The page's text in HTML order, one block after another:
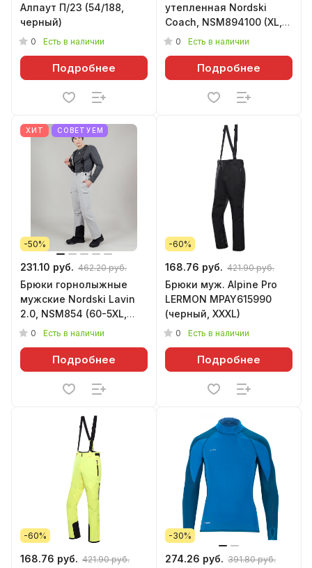
Алпаут П/23 (54/188,
черный)
0 Есть в наличии
Подробнее
утепленная Nordski
Coach, NSM894100 (XL,
черный)
0 Есть в наличии
Подробнее
ХИТ СОВЕТУЕМ
-50%
231.10 руб. 462.20 руб.
Брюки горнолыжные
мужские Nordski Lavin
2.0, NSM854 (60-5XL,
серый)
0 Есть в наличии
Подробнее
-60%
168.76 руб. 421.90 руб.
Брюки муж. Alpine Pro
LERMON MPAY615990
(черный, XXXL)
0 Есть в наличии
Подробнее
-60%
168.76 руб. 421.90 руб.
-30%
274.26 руб. 391.80 руб.